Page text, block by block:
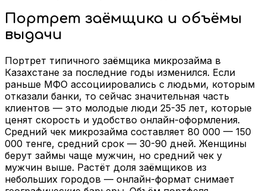
Портрет заёмщика и объёмы
выдачи
Портрет типичного заёмщика микрозайма в
Казахстане за последние годы изменился. Если
раньше МФО ассоциировались с людьми, которым
отказали банки, то сейчас значительная часть
клиентов — это молодые люди 25-35 лет, которые
ценят скорость и удобство онлайн-оформления.
Средний чек микрозайма составляет 80 000 — 150
000 тенге, средний срок — 30-90 дней. Женщины
берут займы чаще мужчин, но средний чек у
мужчин выше. Растёт доля заёмщиков из
небольших городов — онлайн-формат снимает